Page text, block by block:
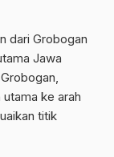
dari Grobogan
Jawa
ke arah
titik